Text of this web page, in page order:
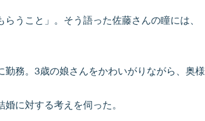
うこと」。そう語った佐藤さんの瞳には、
勤務。3歳の娘さんをかわいがりながら、奥様
に対する考えを伺った。